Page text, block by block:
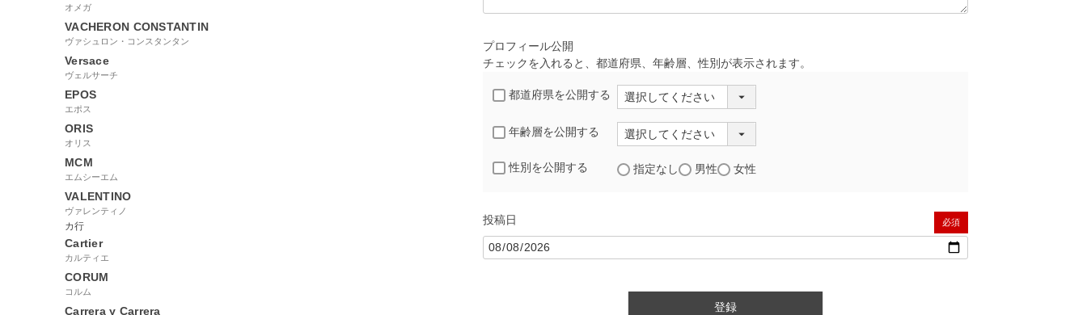
オメガ
VACHERON CONSTANTIN
ヴァシュロン・コンスタンタン
Versace
ヴェルサーチ
EPOS
エポス
ORIS
オリス
MCM
エムシーエム
VALENTINO
ヴァレンティノ
カ行
Cartier
カルティエ
CORUM
コルム
Carrera y Carrera
プロフィール公開
チェックを入れると、都道府県、年齢層、性別が表示されます。
都道府県を公開する
年齢層を公開する
性別を公開する 指定なし 男性 女性
投稿日
(必須)
登録